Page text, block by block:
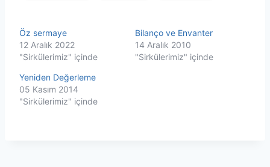
Öz sermaye
12 Aralık 2022
"Sirkülerimiz" içinde
Bilanço ve Envanter
14 Aralık 2010
"Sirkülerimiz" içinde
Yeniden Değerleme
05 Kasım 2014
"Sirkülerimiz" içinde